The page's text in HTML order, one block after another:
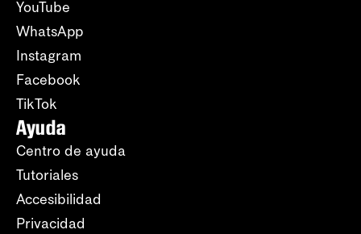
YouTube
WhatsApp
Instagram
Facebook
TikTok
Ayuda
Centro de ayuda
Tutoriales
Accesibilidad
Privacidad